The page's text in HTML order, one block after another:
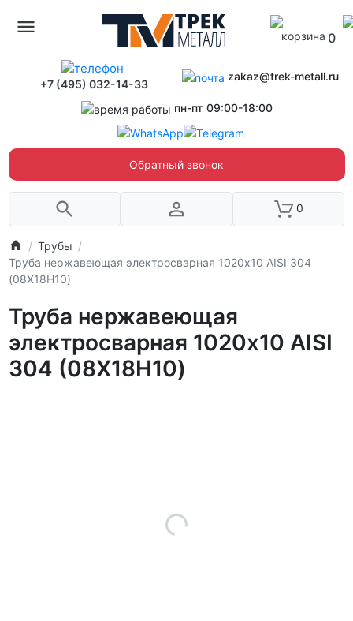
0
+7 (495) 032-14-33
zakaz@trek-metall.ru
пн-пт 09:00-18:00
Обратный звонок
0
Трубы
Труба нержавеющая электросварная 1020х10 AISI 304
(08Х18Н10)
Труба нержавеющая
электросварная 1020х10 AISI
304 (08Х18Н10)